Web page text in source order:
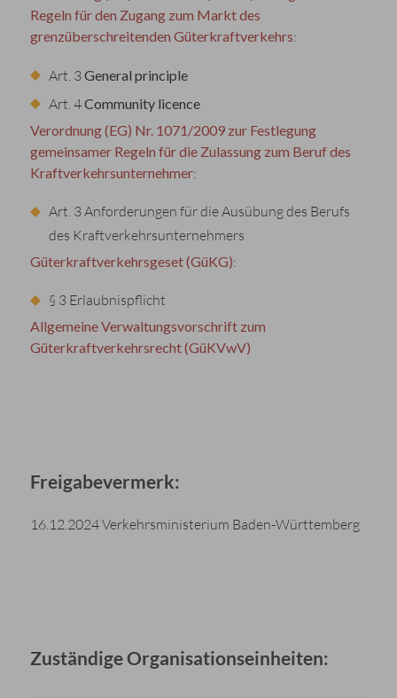
Regeln für den Zugang zum Markt des
grenzüberschreitenden Güterkraftverkehrs:
Art. 3General principle
Art. 4Community licence
Verordnung (EG) Nr. 1071/2009 zur Festlegung
gemeinsamer Regeln für die Zulassung zum Beruf des
Kraftverkehrsunternehmer:
Art. 3 Anforderungen für die Ausübung des Berufs
des Kraftverkehrsunternehmers
Güterkraftverkehrsgeset (GüKG):
§ 3 Erlaubnispflicht
Allgemeine Verwaltungsvorschrift zum
Güterkraftverkehrsrecht (GüKVwV)
Freigabevermerk:
16.12.2024 Verkehrsministerium Baden-Württemberg
Zuständige Organisationseinheiten: